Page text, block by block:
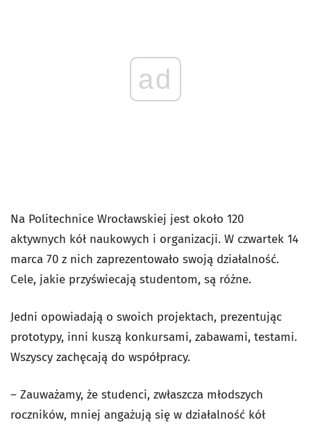
ad
Na Politechnice Wrocławskiej jest około 120
aktywnych kół naukowych i organizacji. W czwartek 14
marca 70 z nich zaprezentowało swoją działalność.
Cele, jakie przyświecają studentom, są różne.
Jedni opowiadają o swoich projektach, prezentując
prototypy, inni kuszą konkursami, zabawami, testami.
Wszyscy zachęcają do współpracy.
– Zauważamy, że studenci, zwłaszcza młodszych
roczników, mniej angażują się w działalność kół